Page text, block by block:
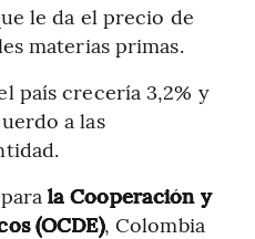
le da el precio de
materias primas.
país crecería 3,2% y
a las
la Cooperación y
(OCDE), Colombia